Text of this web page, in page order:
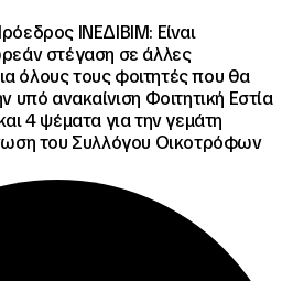
ΙΝΕΔΙΒΙΜ: Είναι
στέγαση σε άλλες
όλους τους φοιτητές που θα
υπό ανακαίνιση Φοιτητική Εστία
4 ψέματα για την γεμάτη
του Συλλόγου Οικοτρόφων